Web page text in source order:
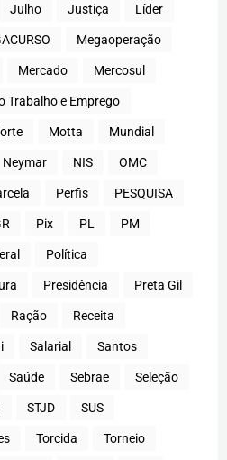
Julho Justiça Líder
Megaoperação
Mercado Mercosul
Trabalho e Emprego
Motta Mundial
Neymar NIS OMC
Perfis PESQUISA
Pix PL PM
Política
Presidência Preta Gil
Ração Receita
Salarial Santos
Saúde Sebrae Seleção
STJD SUS
Torcida Torneio